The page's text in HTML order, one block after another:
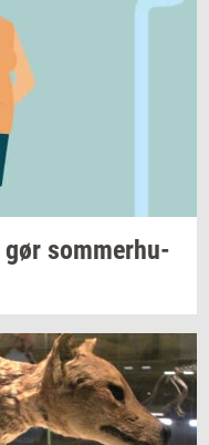
gør som­mer­hu­